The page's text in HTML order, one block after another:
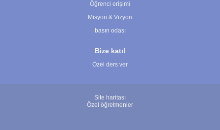
Öğrenci erişimi
Misyon & Vizyon
basın odası
Bize katıl
Özel ders ver
Site haritası
Özel öğretmenler